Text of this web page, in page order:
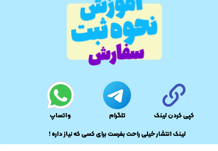
کپی کردن لینک تلگرام
واتساپ
​لینک انتشار خیلی راحت بفرست برای کسی که نیاز داره !